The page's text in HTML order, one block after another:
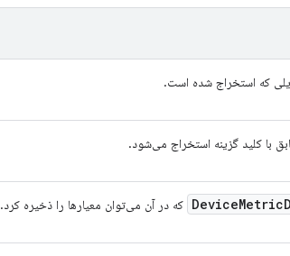
که استخراج شده است.
با کلید گزینه استخراج می‌شود.
DeviceMetric که در آن می‌توان معیارها را ذخیره کرد.